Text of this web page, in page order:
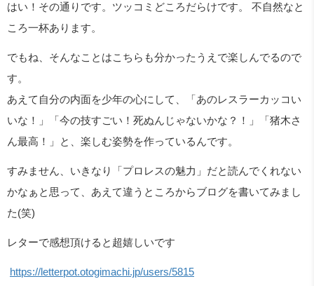
はい！その通りです。ツッコミどころだらけです。 不自然なと
ころ一杯あります。
でもね、そんなことはこちらも分かったうえで楽しんでるので
す。
あえて自分の内面を少年の心にして、「あのレスラーカッコい
いな！」「今の技すごい！死ぬんじゃないかな？！」「猪木さ
ん最高！」と、楽しむ姿勢を作っているんです。
すみません、いきなり「プロレスの魅力」だと読んでくれない
かなぁと思って、あえて違うところからブログを書いてみまし
た(笑)
レターで感想頂けると超嬉しいです
https://letterpot.otogimachi.jp/users/5815